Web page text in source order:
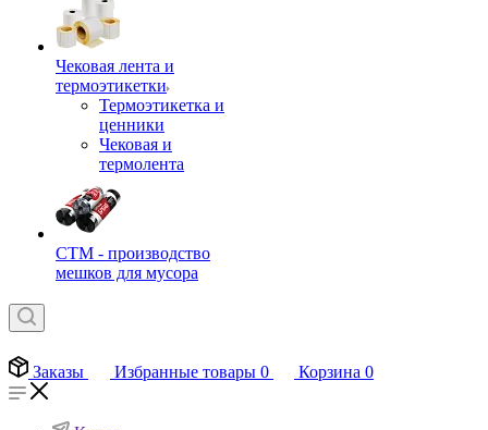
Чековая лента и
термоэтикетки
Термоэтикетка и
ценники
Чековая и
термолента
СТМ - производство
мешков для мусора
Заказы Избранные товары 0 Корзина 0